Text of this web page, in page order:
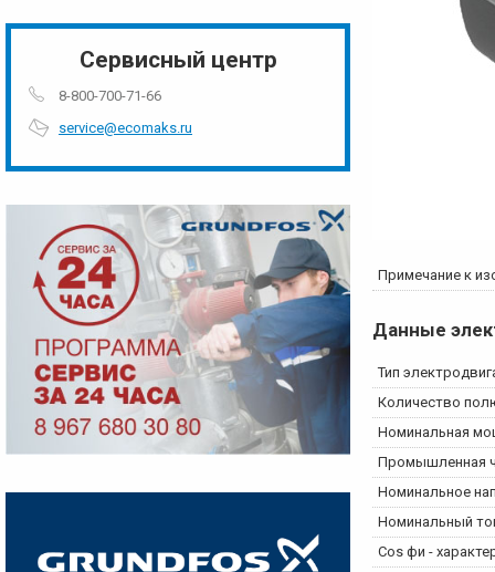
Примечание к
Данные
Тип
Количество
Номинальная
Промышленная
Номинальное
Номинальный
Cos фи -
Сервисный центр
8-800-700-71-66
service@ecomaks.ru